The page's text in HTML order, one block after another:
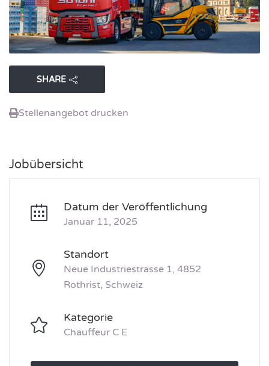
SHARE
Stellenangebot drucken
Jobübersicht
Datum der Veröffentlichung
Januar 11, 2025
Standort
Neue Industriestrasse 1, 4852
Rothrist, Schweiz
Kategorie
Chauffeur C E